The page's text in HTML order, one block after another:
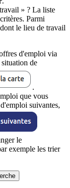
» ? La liste
Parmi
le lieu de travail
d'emploi via
de
.
que vous
suivantes,
le
exemple les trier